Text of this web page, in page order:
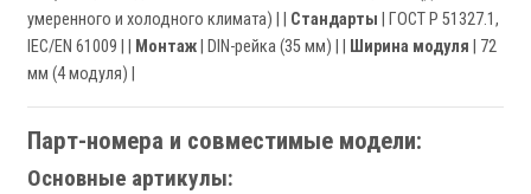
умеренного и холодного климата) | | Стандарты | ГОСТ Р 51327.1,
IEC/EN 61009 | |
Монтаж | DIN-рейка (35 мм) | | Ширина модуля | 72
мм (4 модуля) |
Парт-номера и совместимые модели:
Основные артикулы: